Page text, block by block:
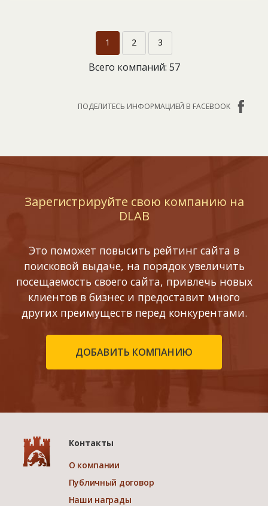
1 2 3
Всего компаний: 57
ПОДЕЛИТЕСЬ ИНФОРМАЦИЕЙ В FACEBOOK
Зарегистрируйте свою компанию на
DLAB
Это поможет повысить рейтинг сайта в
поисковой выдаче, на порядок увеличить
посещаемость своего сайта, привлечь новых
клиентов в бизнес и предоставит много
других преимуществ перед конкурентами.
ДОБАВИТЬ КОМПАНИЮ
Контакты
О компании
Публичный договор
Наши награды